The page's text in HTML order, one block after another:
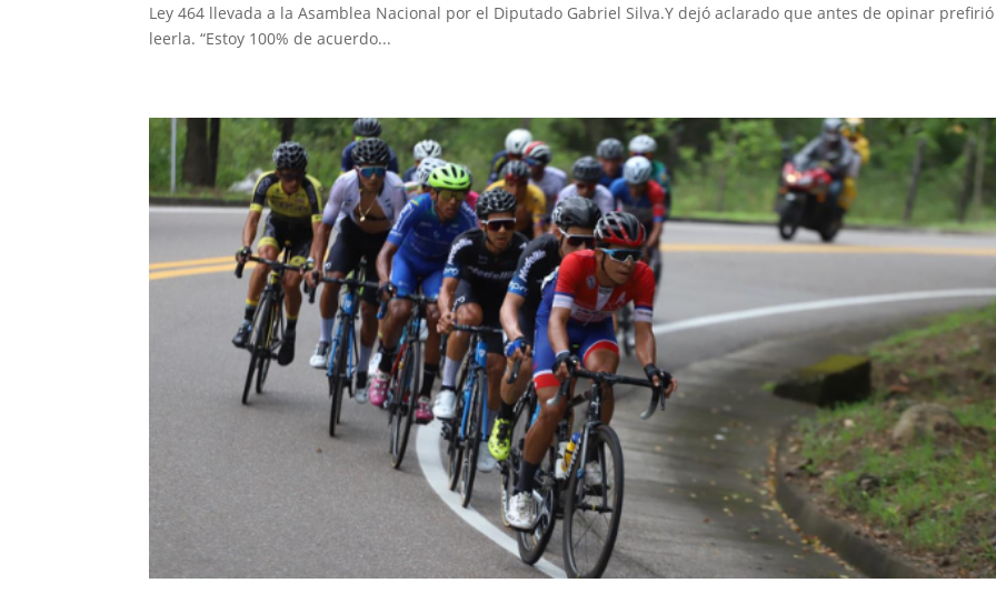
Ley 464 llevada a la Asamblea Nacional por el Diputado Gabriel Silva.Y dejó aclarado que antes de opinar prefirió
leerla. “Estoy 100% de acuerdo...